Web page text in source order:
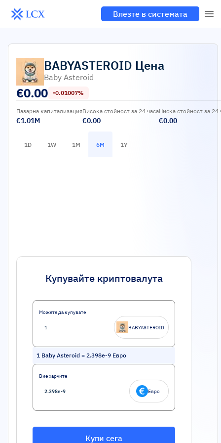
Влезте в системата
BABYASTEROID Цена
Baby Asteroid
€0.00 -0.01007%
Пазарна капитализация
€1.01M
Висока стойност за 24 часа
€0.00
Ниска стойност за 24
€0.00
1D 1W 1M 6M 1Y
Купувайте криптовалута
Можете да купувате
BABYASTEROID
1 Baby Asteroid = 2.398e-9 Евро
Вие харчите
Евро
Купи сега